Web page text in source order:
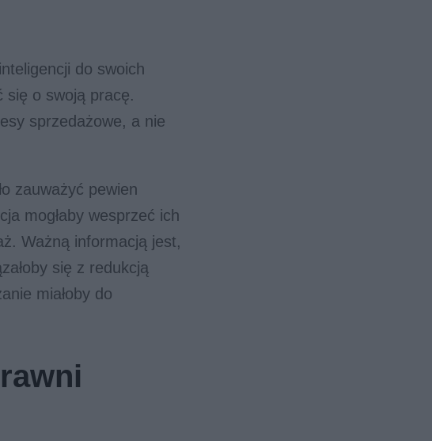
do swoich
się o swoją pracę.
sprzedażowe, a nie
zauważyć pewien
mogłaby wesprzeć ich
Ważną informacją jest,
się z redukcją
miałoby do